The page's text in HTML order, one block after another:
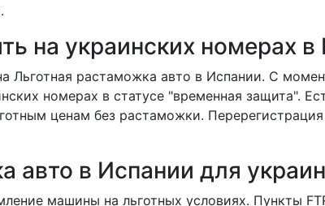
на украинских номерах
Льготная растаможка авто в Испании. С
номерах в статусе "временная защита".
ценам без растаможки.
авто в Испании для
машины на льготных условиях. Пункты